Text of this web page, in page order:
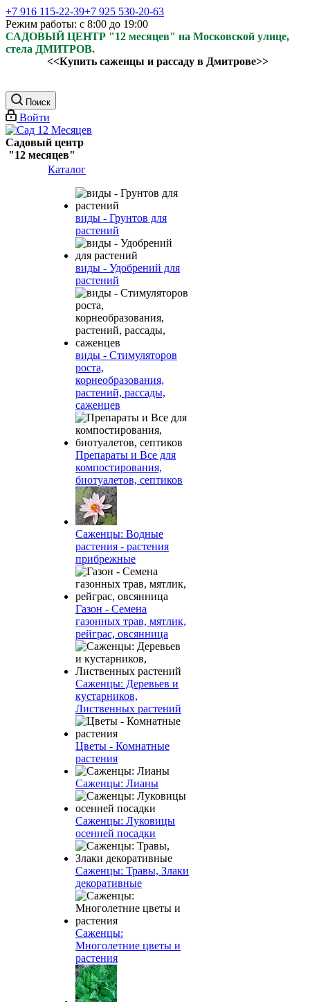
+7 916 115-22-39+7 925 530-20-63
Режим работы: с 8:00 до 19:00
САДОВЫЙ ЦЕНТР "12 месяцев" на Московской улице,
стела ДМИТРОВ.
<<Купить саженцы и рассаду в Дмитрове>>
Поиск
Войти
Садовый центр
"12 месяцев"
Каталог
виды - Грунтов для
растений
виды - Удобрений для
растений
виды - Стимуляторов
роста,
корнеобразования,
растений, рассады,
саженцев
Препараты и Все для
компостирования,
биотуалетов, септиков
Саженцы: Водные
растения - растения
прибрежные
Газон - Семена
газонных трав, мятлик,
рейграс, овсянница
Саженцы: Деревьев и
кустарников,
Лиственных растений
Цветы - Комнатные
растения
Саженцы: Лианы
Саженцы: Луковицы
осенней посадки
Саженцы: Травы, Злаки
декоративные
Саженцы:
Многолетние цветы и
растения